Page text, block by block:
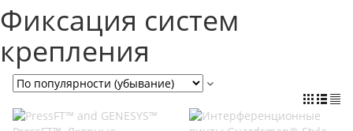
Фиксация систем
крепления